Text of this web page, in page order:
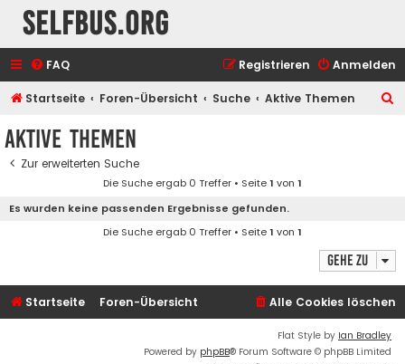
selfbus.org
FAQ Anmelden
Registrieren
Startseite Foren-Übersicht Suche Aktive Themen
Aktive Themen
Zur erweiterten Suche
Die Suche ergab 0 Treffer • Seite1 von 1
Es wurden keine passenden Ergebnisse gefunden.
Die Suche ergab 0 Treffer • Seite1 von 1
Gehe zu
Startseite Foren-Übersicht Alle Cookies löschen
Flat Style by Ian Bradley
Powered by phpBB® Forum Software © phpBB Limited